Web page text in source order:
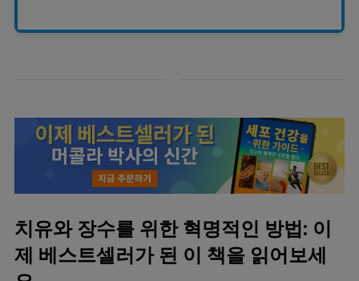
치유와 장수를 위한 혁명적인 방법: 이
제 베스트셀러가 된 이 책을 읽어보세